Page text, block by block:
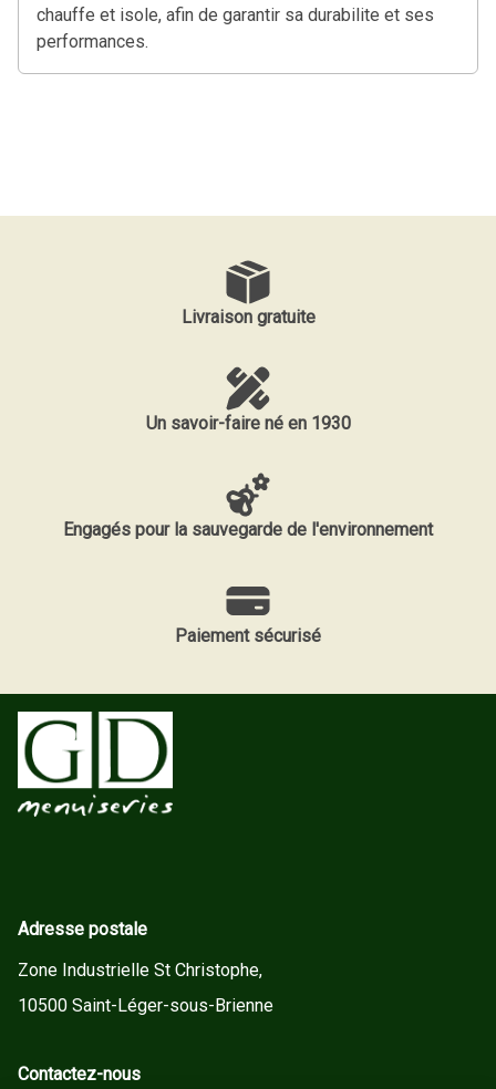
chauffe et isole, afin de garantir sa durabilite et ses
performances.
Livraison gratuite
Un savoir-faire né en 1930
Engagés pour la sauvegarde de l'environnement
Paiement sécurisé
Adresse postale
Zone Industrielle St Christophe,
10500 Saint-Léger-sous-Brienne
Contactez-nous